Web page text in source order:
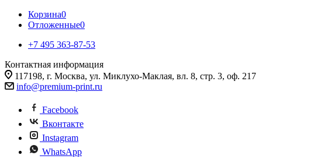
Корзина0
Отложенные0
+7 495 363-87-53
Контактная информация
117198, г. Москва, ул. Миклухо-Маклая, вл. 8, стр. 3, оф. 217
info@premium-print.ru
Facebook
Вконтакте
Instagram
WhatsApp